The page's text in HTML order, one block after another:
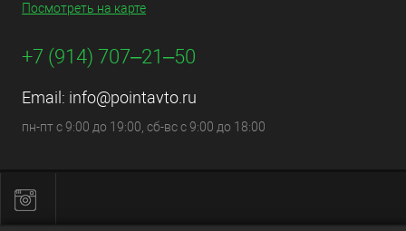
Посмотреть на карте
+7 (914) 707‒21‒50
Email: info@pointavto.ru
пн-пт с 9:00 до 19:00, сб-вс с 9:00 до 18:00